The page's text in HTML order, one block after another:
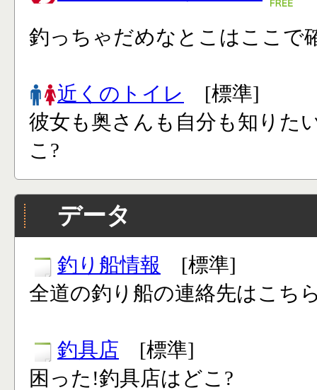
釣っちゃだめなとこはここで
近くのトイレ
[標準]
彼女も奥さんも自分も知りた
こ?
データ
釣り船情報 [標準]
全道の釣り船の連絡先はこち
釣具店 [標準]
困った!釣具店はどこ?